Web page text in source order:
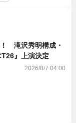
滝沢秀明構成・
』上演決定
2026/8/7 04:00